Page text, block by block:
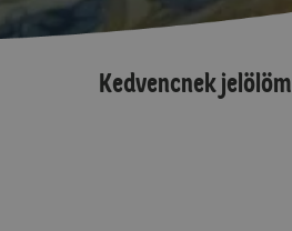
Kedvencnek jelölöm